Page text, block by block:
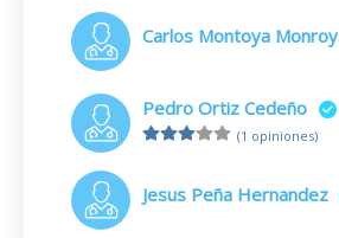
Carlos Montoya Monroy
Pedro Ortiz Cedeño
(1 opiniones)
Jesus Peña Hernandez